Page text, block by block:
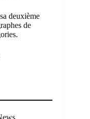
deuxième
de